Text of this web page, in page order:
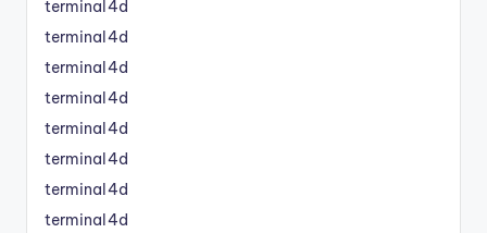
terminal4d
terminal4d
terminal4d
terminal4d
terminal4d
terminal4d
terminal4d
terminal4d